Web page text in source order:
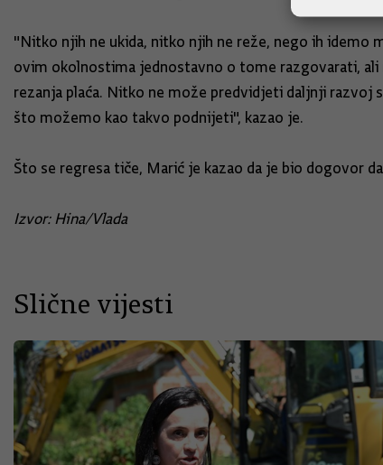
"Nitko njih ne ukida, nitko njih ne reže, nego ih idemo
ovim okolnostima jednostavno o tome razgovarati,
rezanja plaća. Nitko ne može predvidjeti daljnji
što možemo kao takvo podnijeti", kazao je.
Što se regresa tiče, Marić je kazao da je bio dogovor
Izvor: Hina/Vlada
Slične vijesti